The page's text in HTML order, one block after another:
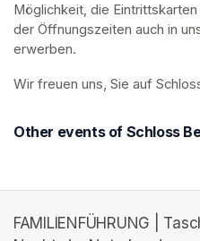
Möglichkeit, die
der Öffnungszeiten auch in
erwerben.
Wir freuen uns, Sie auf
Other events of Schloss
FAMILIENFÜHRUNG |